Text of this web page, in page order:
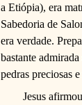
a Etiópia), era
Sabedoria de
era verdade.
bastante
pedras preciosas
Jesus